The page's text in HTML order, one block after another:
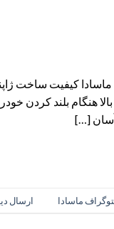
ماسادا کیفیت ساخت
هنگام بلند کردن
[…]
ماسادا ارسال